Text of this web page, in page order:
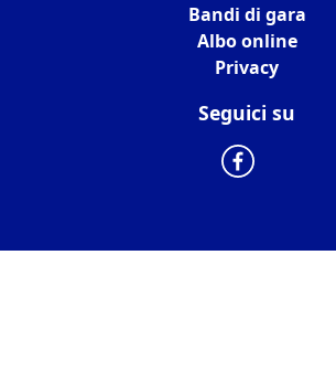
Bandi di gara
Albo online
Privacy
Seguici su